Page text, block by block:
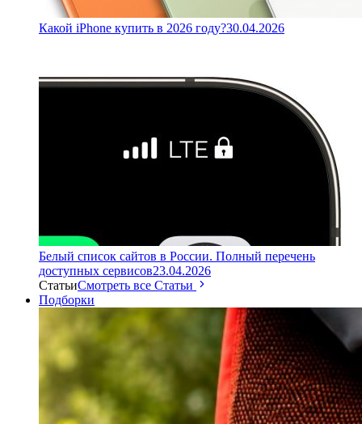
Какой iPhone купить в 2026 году?30.04.2026
Белый список сайтов в России. Полный перечень
доступных сервисов23.04.2026
СтатьиСмотреть все Статьи
Подборки